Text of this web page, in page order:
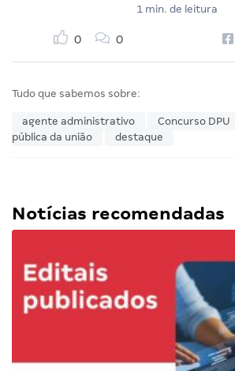
1 min. de leitura
0 0
Tudo que sabemos sobre:
agente administrativo Concurso DPU
pública da união
destaque
Notícias recomendadas